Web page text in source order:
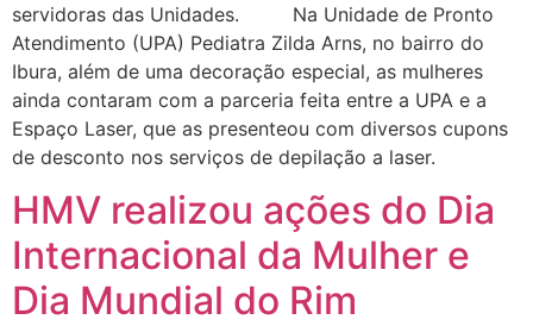
servidoras das Unidades. Na Unidade de Pronto
Atendimento (UPA) Pediatra Zilda Arns, no bairro do
Ibura, além de uma decoração especial, as mulheres
ainda contaram com a parceria feita entre a UPA e a
Espaço Laser, que as presenteou com diversos cupons
de desconto nos serviços de depilação a laser.
HMV realizou ações do Dia
Internacional da Mulher e
Dia Mundial do Rim